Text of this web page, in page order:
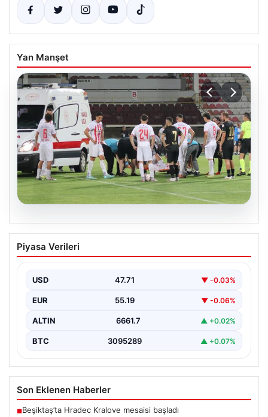
Yan Manşet
08.08.2026
Ligde Üzücü Haber: Genç Yıldız
Ambulansla Hastaneye Sevk Edildi
devam ederken, Boluspor ve Manisa FK…
Piyasa Verileri
USD 47.71 ▼ -0.03%
EUR 55.19 ▼ -0.06%
ALTIN 6661.7 ▲ +0.02%
BTC 3095289 ▲ +0.07%
Son Eklenen Haberler
■Beşiktaş’ta Hradec Kralove mesaisi başladı